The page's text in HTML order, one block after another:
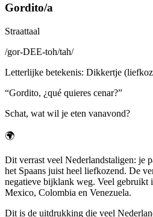
Gordito/a
Straattaal
/gor-DEE-toh/tah/
Letterlijke betekenis: Dikkertje
“Gordito, ¿qué quieres cenar?”
Schat, wat wil je eten vanavond?
🌍
Dit verrast veel Nederlandstaligen: je
het Spaans juist heel liefkozend. De
negatieve bijklank weg. Veel
Mexico, Colombia en Venezuela.
Dit is de uitdrukking die veel